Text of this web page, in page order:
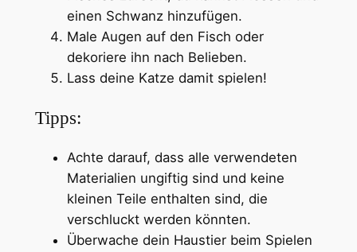
einen Schwanz hinzufügen.
Male Augen auf den Fisch oder
dekoriere ihn nach Belieben.
Lass deine Katze damit spielen!
Tipps:
Achte darauf, dass alle verwendeten
Materialien ungiftig sind und keine
kleinen Teile enthalten sind, die
verschluckt werden könnten.
Überwache dein Haustier beim Spielen